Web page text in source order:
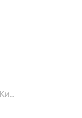
Киевская обл., c. Чубинское, ул. Киевская, 55